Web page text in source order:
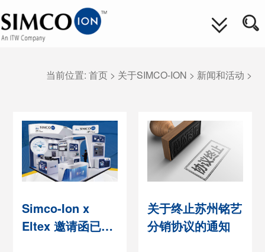
当前位置: 首页> 关于SIMCO-ION > 新闻和活动 >
Simco-Ion x
Eltex 邀请函已送
关于终止苏州铭艺
分销协议的通知